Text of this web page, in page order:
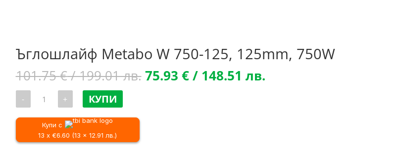
Ъглошлайф Metabo W 750-125, 125mm, 750W
101.75€/ 199.01 лв. Original
75.93 €/ 148.51 лв.Текущата
- количество
Ъглошлайф
Metabo
750-
125,
+ КУПИ
Купи с
13 x €6.60 (13 x 12.91 лв.)